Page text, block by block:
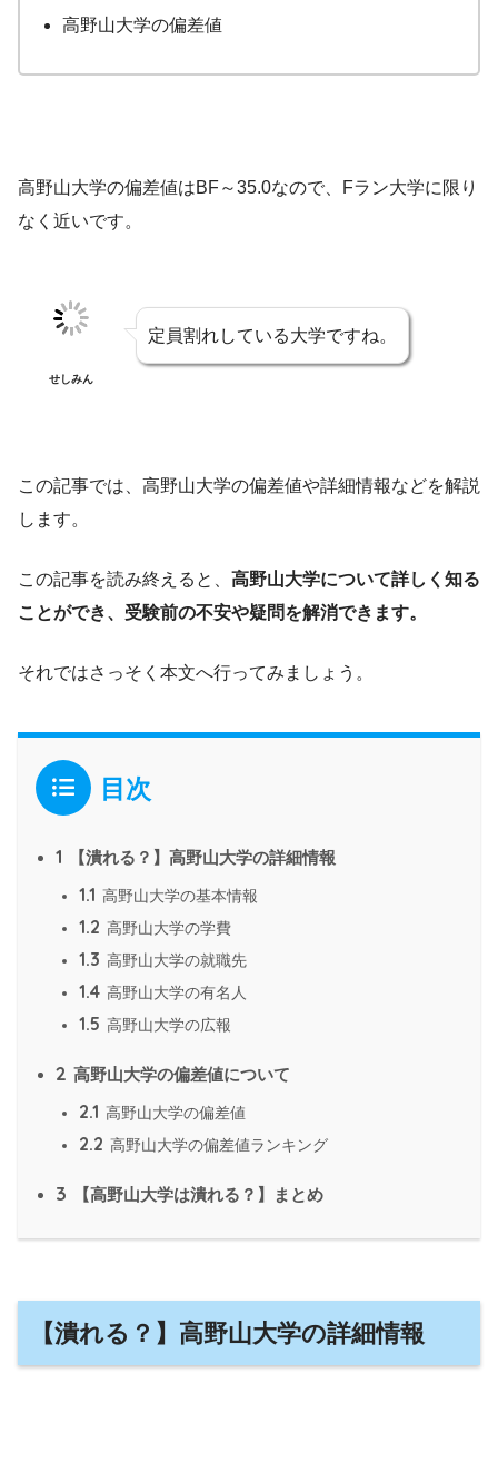
高野山大学の偏差値
高野山大学の偏差値はBF～35.0なので、Fラン大学に限り
なく近いです。
せしみん
定員割れしている大学ですね。
この記事では、高野山大学の偏差値や詳細情報などを解説
します。
この記事を読み終えると、 高野山大学について詳しく知る
ことができ、受験前の不安や疑問を解消できます。
それではさっそく本文へ行ってみましょう。
目次
1 【潰れる？】高野山大学の詳細情報
1.1 高野山大学の基本情報
1.2 高野山大学の学費
1.3 高野山大学の就職先
1.4 高野山大学の有名人
1.5 高野山大学の広報
2 高野山大学の偏差値について
2.1 高野山大学の偏差値
2.2 高野山大学の偏差値ランキング
3 【高野山大学は潰れる？】まとめ
【潰れる？】高野山大学の詳細情報